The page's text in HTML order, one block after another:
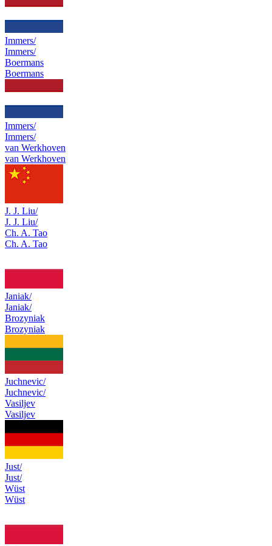
Immers/
Immers/
Boermans
Boermans
Immers/
Immers/
van Werkhoven
van Werkhoven
J. J. Liu/
J. J. Liu/
Ch. A. Tao
Ch. A. Tao
Janiak/
Janiak/
Brozyniak
Brozyniak
Juchnevic/
Juchnevic/
Vasiljev
Vasiljev
Just/
Just/
Wüst
Wüst